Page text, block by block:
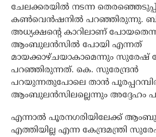
ചേലക്കരയിൽ നടന്ന
കൺവെൻഷനിൽ പറഞ്ഞിരുന്നു.
അധ്യക്ഷൻ്റെ കാറിലാണ്
ആംബുലൻസിൽ പോയി എന്നത്
മായക്കാഴ്ചയാകാമെന്നും സുരേഷ്
പറഞ്ഞിരുന്നത്. കെ. സുരേന്ദ്രൻ
പറയുന്നതുപോലെ താൻ
ആംബുലൻസിലല്ലെന്നും അദ്ദേഹം
എന്നാൽ പൂരനഗരിയിലേക്ക്
എത്തിയില്ല എന്ന കേന്ദ്രമന്ത്രി